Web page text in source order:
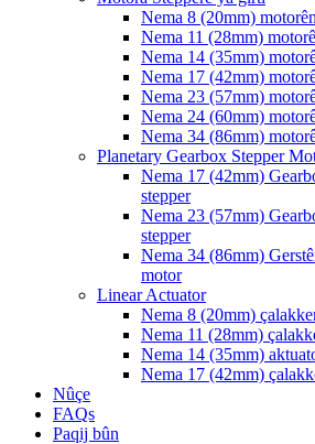
Nema 8 (20mm)
Nema 11 (28mm)
Nema 14 (35mm)
Nema 17 (42mm)
Nema 23 (57mm)
Nema 24 (60mm)
Nema 34 (86mm)
Planetary Gearbox Stepper
Nema 17 (42mm)
stepper
Nema 23 (57mm)
stepper
Nema 34 (86mm)
motor
Linear Actuator
Nema 8 (20mm)
Nema 11 (28mm)
Nema 14 (35mm)
Nema 17 (42mm)
Nûçe
FAQs
Paqij bûn